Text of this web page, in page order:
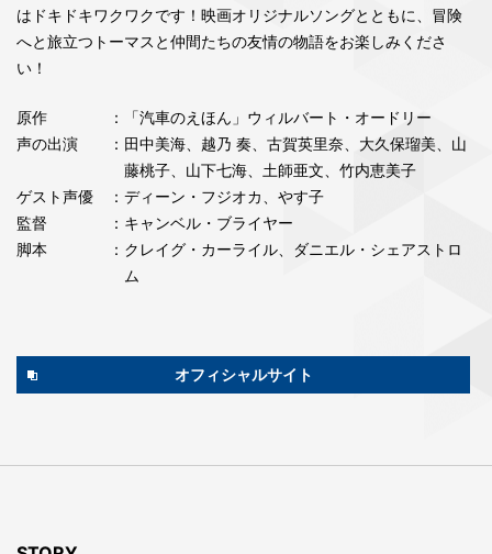
はドキドキワクワクです！映画オリジナルソングとともに、冒険
へと旅立つトーマスと仲間たちの友情の物語をお楽しみくださ
い！
原作
：「汽車のえほん」ウィルバート・オードリー
声の出演
：⽥中美海、越乃 奏、古賀英⾥奈、⼤久保瑠美、⼭
藤桃⼦、⼭下七海、⼟師亜⽂、⽵内恵美⼦
ゲスト声優
：ディーン・フジオカ、やす⼦
監督
：キャンベル・ブライヤー
脚本
：クレイグ・カーライル、ダニエル・シェアストロ
ム
オフィシャルサイト